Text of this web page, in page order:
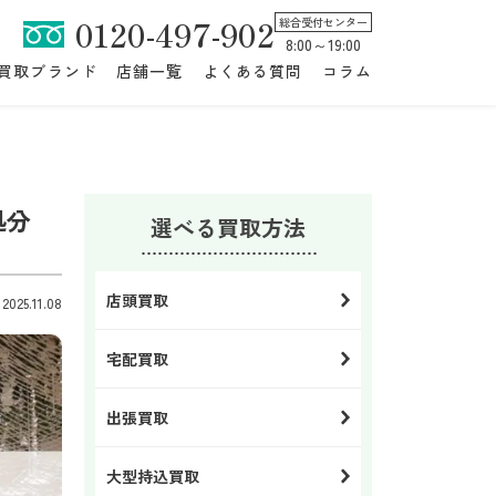
0120-497-902 総合受付センター
8:00～19:00
取ブランド
店舗一覧 よくある質問 コラム
分 選べる買取方法
店頭買取
宅配買取
出張買取
大型持込買取